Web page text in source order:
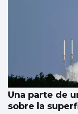
Una parte de
sobre la